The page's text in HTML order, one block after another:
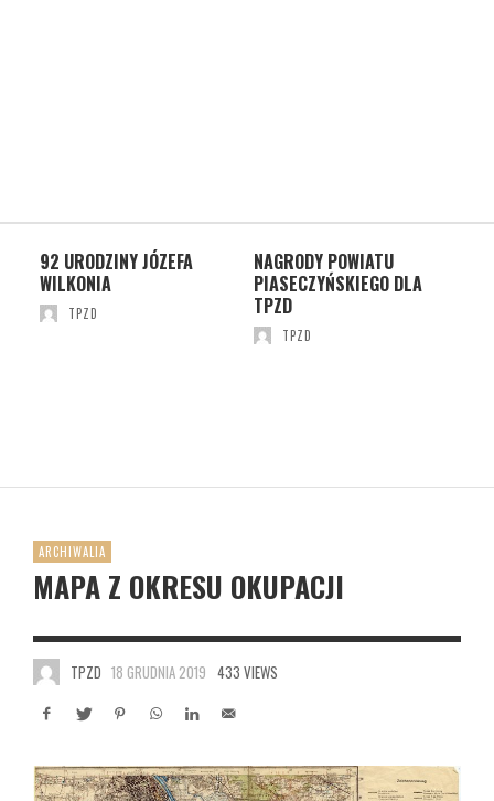
92 URODZINY JÓZEFA
WILKONIA
TPZD
NAGRODY POWIATU
PIASECZYŃSKIEGO DLA
TPZD
TPZD
ARCHIWALIA
MAPA Z OKRESU OKUPACJI
TPZD 18 GRUDNIA 2019 433 VIEWS